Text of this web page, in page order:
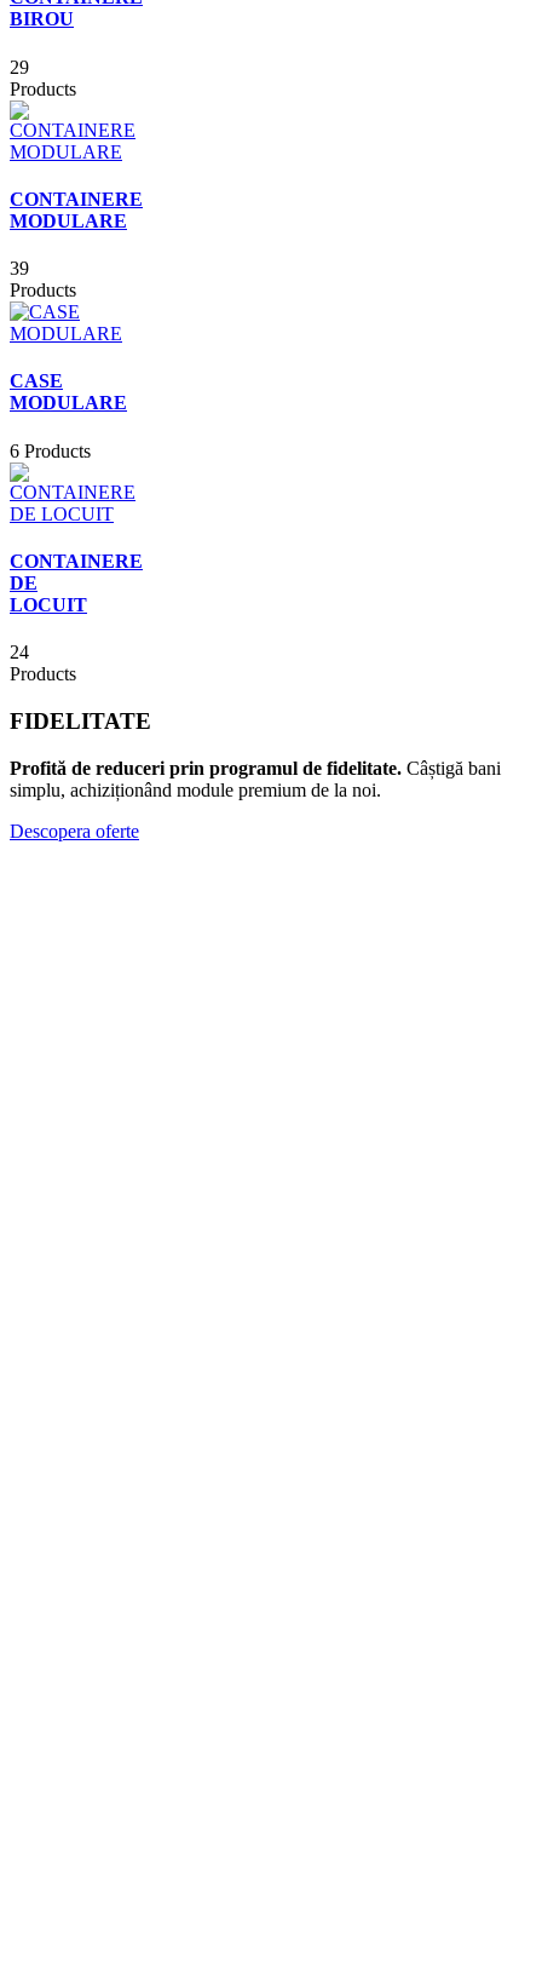
BIROU
29
Products
CONTAINERE
MODULARE
39
Products
CASE
MODULARE
6 Products
CONTAINERE
DE
LOCUIT
24
Products
FIDELITATE
Profită de reduceri prin programul de fidelitate. Câștigă bani
simplu, achiziționând module premium de la noi.
Descopera oferte